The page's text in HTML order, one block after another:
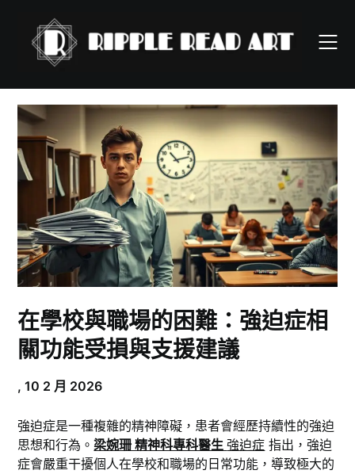
content
在學校與職場的困難：強迫症相
關功能受損與支援建議
,10 2 月 2026
強迫症是一種複雜的精神障礙，患者會經歷持續性的強迫
思想和行為。梁婉珊 精神科專科醫生強迫症 指出，強迫
症會嚴重干擾個人在學校和職場的日常功能，導致極大的